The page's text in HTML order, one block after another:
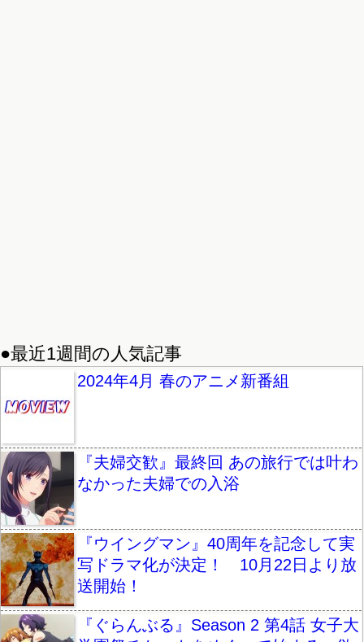
●最近1週間の人気記事
2024年4月 春のアニメ新番組
『夫婦交歓』最終回 あの旅行では叶わ
なかった夫婦での入浴
『ウイングマン』40周年を記念して実
写ドラマ化が決定！ 10月22日より放
送開始！
『ぐらんぶる』Season 2 第4話 女子大